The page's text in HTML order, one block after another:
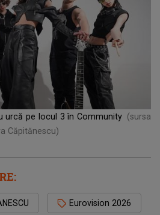
urcă pe locul 3 în Community (sursa
Căpitănescu)
Eurovision 2026